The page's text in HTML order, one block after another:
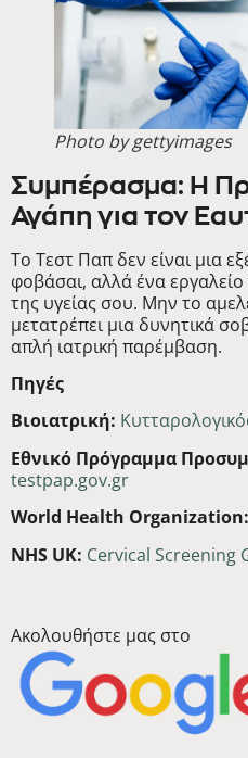
Photo by gettyimages
Συμπέρασμα: Η
Αγάπη για τον
Το Τεστ Παπ δεν είναι μια
φοβάσαι, αλλά ένα
της υγείας σου. Μην το
μετατρέπει μια δυνητικά
απλή ιατρική παρέμβαση.
Πηγές
Βιοιατρική:
Εθνικό Πρόγραμμα
testpap.gov.gr
World Health Organization:
NHS UK: Cervical Screening
Ακολουθήστε μας στο